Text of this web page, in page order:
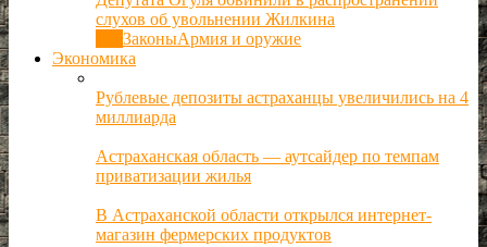
слухов об увольнении Жилкина
ЗаконыАрмия и оружие
Экономика
Рублевые депозиты астраханцы увеличились на 4
миллиарда
Астраханская область — аутсайдер по темпам
приватизации жилья
В Астраханской области открылся интернет-
магазин фермерских продуктов